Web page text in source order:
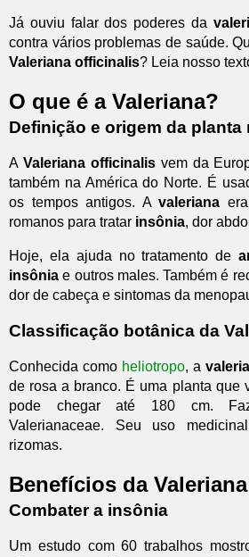
Já ouviu falar dos poderes da
contra vários problemas de saúde.
Valeriana officinalis? Leia nosso
O que é a Valeriana?
Definição e origem da planta
A Valeriana officinalisvem da
também na América do Norte. É
os tempos antigos. Avaleriana
romanos para tratar insônia, dor
Hoje, ela ajuda no tratamento de
insônia e outros males. Também é
dor de cabeça e sintomas da
Classificação botânica da
Conhecida como heliotropo, a
de rosa a branco. É uma planta que
pode chegar até 180 cm.
Valerianaceae. Seu uso
rizomas.
Benefícios da Valeriana
Combater a insônia
Um estudo com 60 trabalhos